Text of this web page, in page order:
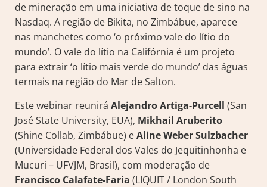
de mineração em uma iniciativa de toque de sino na
Nasdaq. A região de Bikita, no Zimbábue, aparece
nas manchetes como ‘o próximo vale do lítio do
mundo’. O vale do lítio na Califórnia é um projeto
para extrair ‘o lítio mais verde do mundo’ das águas
termais na região do Mar de Salton.
Este webinar reunirá Alejandro Artiga-Purcell (San
José State University, EUA), Mikhail Aruberito
(Shine Collab, Zimbábue) eAline Weber Sulzbacher
(Universidade Federal dos Vales do Jequitinhonha e
Mucuri – UFVJM, Brasil), com moderação de
Francisco Calafate-Faria (LIQUIT / London South